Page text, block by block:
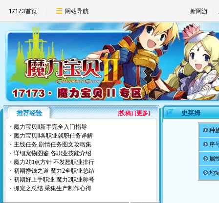
17173首页 网站导航 新网游
推荐经验 [投稿] [更多]
・ 魔力宝贝Ⅱ新手完全入门指导
・ 魔力宝贝Ⅱ各职业就职任务详解
・ 主线任务,剧情任务图文攻略集
・详细宠物图鉴 各职业技能介绍
・ 魔力2加点方针 不发愁职业排行
・初期挣钱之道 魔力2全职业总结
・初期好上手职业 魔力2职业称号
・抓宠之总结 采集生产制作心得
史莱姆
种
序
属
地